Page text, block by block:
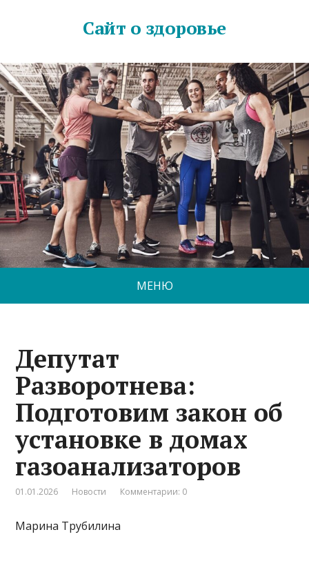
Сайт о здоровье
МЕНЮ
Депутат
Разворотнева:
Подготовим закон об
установке в домах
газоанализаторов
01.01.2026 Новости Комментарии: 0
Марина Трубилина